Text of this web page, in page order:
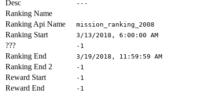
Desc ---
Ranking Name
Ranking Api Name
mission_ranking_2008
Ranking Start 3/13/2018, 6:00:00 AM
??? -1
Ranking End 3/19/2018, 11:59:59 AM
Ranking End 2 -1
Reward Start -1
Reward End -1